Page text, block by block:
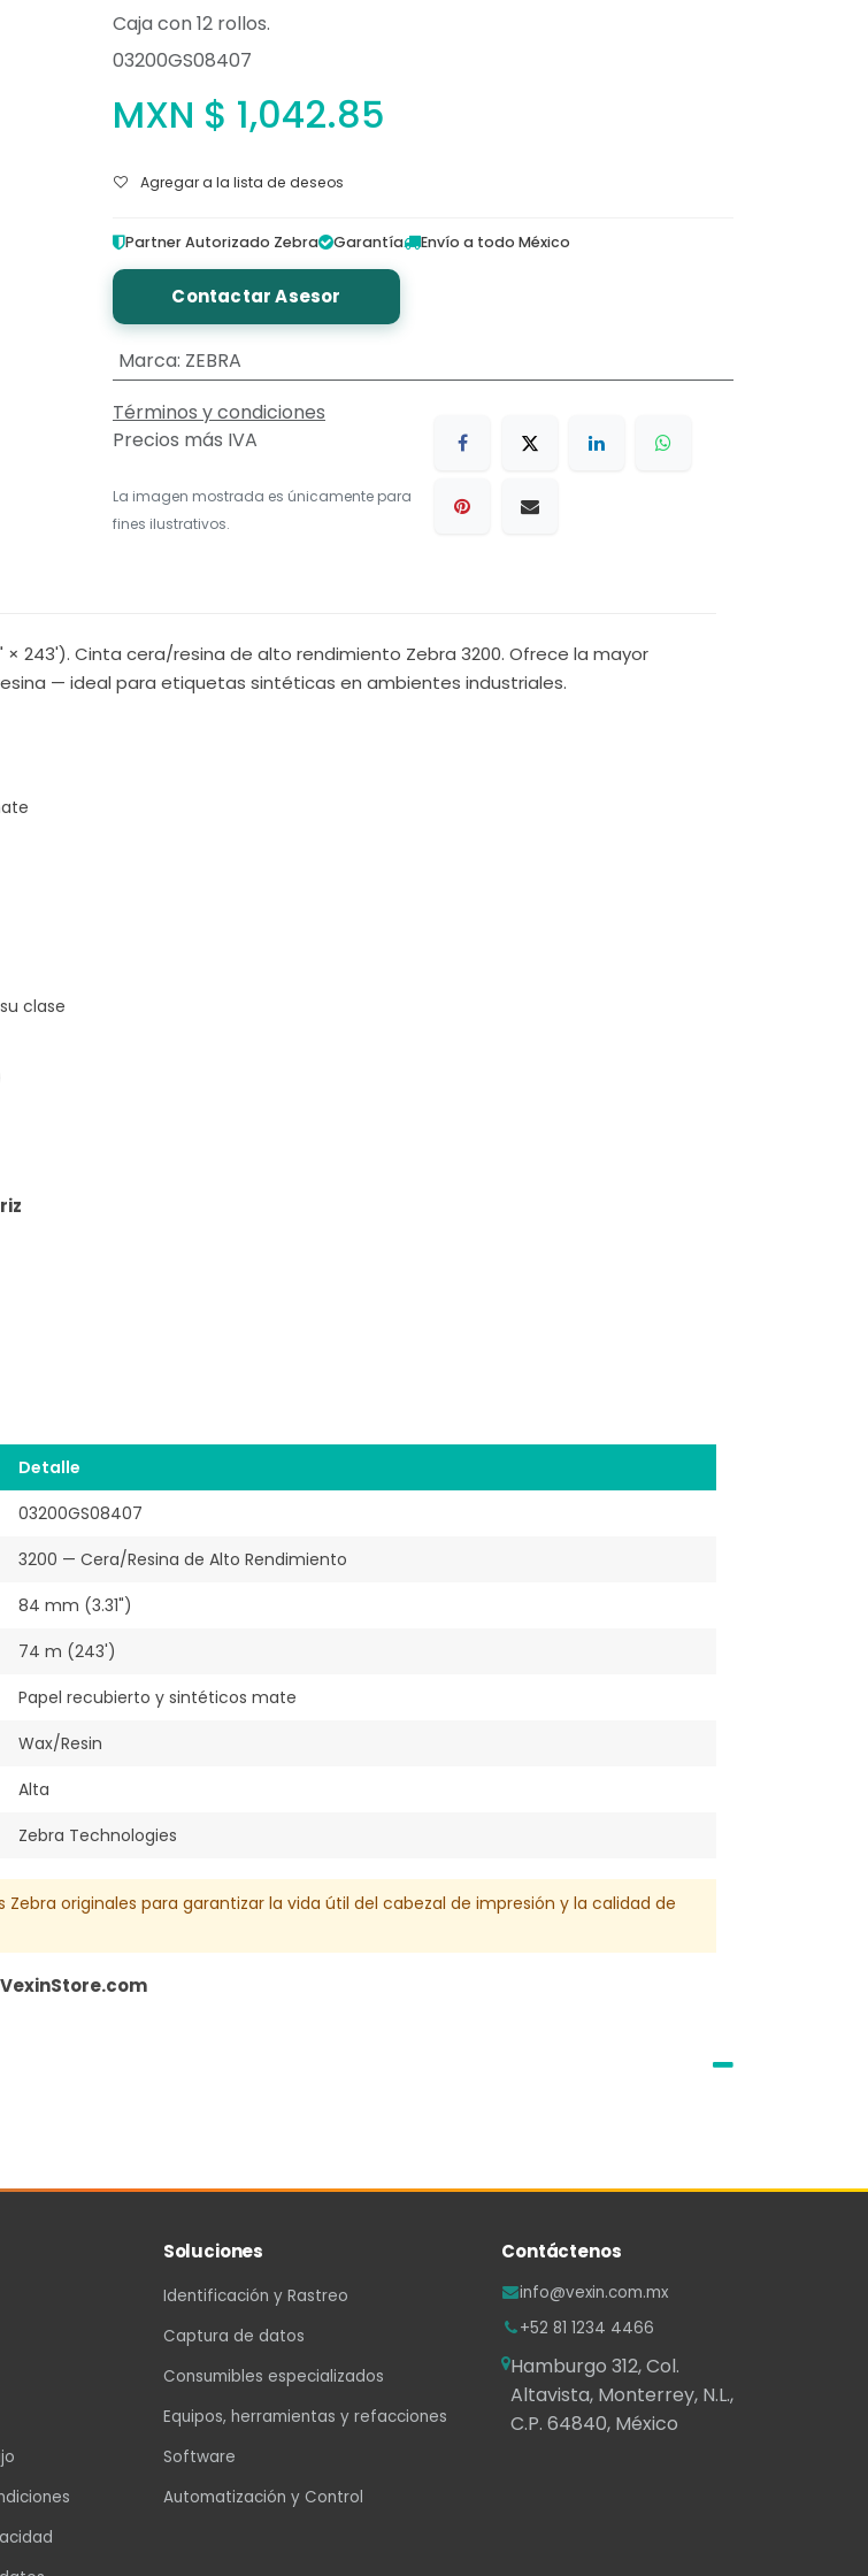
Caja con 12 rollos.
03200GS08407
MXN $ 1,042.85
Agregar a la lista de deseos
Partner Autorizado Zebra Garantía Envío a todo México
Contactar Asesor
Marca: ZEBRA
Términos y condiciones
Precios más IVA
La imagen mostrada es únicamente para
fines ilustrativos.
× 243'). Cinta cera/resina de alto rendimiento Zebra 3200. Ofrece la mayor
— ideal para etiquetas sintéticas en ambientes industriales.
clase
Detalle
03200GS08407
3200 — Cera/Resina de Alto Rendimiento
84 mm (3.31")
74 m (243')
Papel recubierto y sintéticos mate
Wax/Resin
Alta
Zebra Technologies
originales para garantizar la vida útil del cabezal de impresión y la calidad de
Soluciones
Identificación y Rastreo
Captura de datos
Consumibles especializados
Equipos, herramientas y refacciones
Software
Automatización y Control
Contáctenos
info@vexin.com.mx
+52 81 1234 4466
Hamburgo 312, Col.
Altavista, Monterrey, N.L.,
C.P. 64840, México